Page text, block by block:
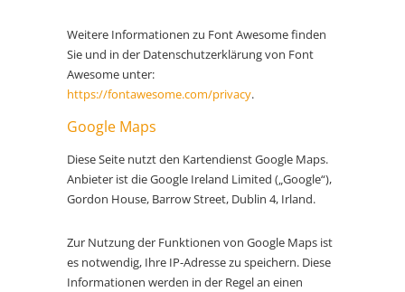
Weitere Informationen zu Font Awesome finden
Sie und in der Datenschutzerklärung von Font
Awesome unter:
https://fontawesome.com/privacy.
Google Maps
Diese Seite nutzt den Kartendienst Google Maps.
Anbieter ist die Google Ireland Limited („Google“),
Gordon House, Barrow Street, Dublin 4, Irland.
Zur Nutzung der Funktionen von Google Maps ist
es notwendig, Ihre IP-Adresse zu speichern. Diese
Informationen werden in der Regel an einen